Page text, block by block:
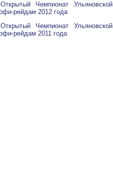
Открытый Чемпионат Ульяновской
рейдам 2012 года
Открытый Чемпионат Ульяновской
рейдам 2011 года